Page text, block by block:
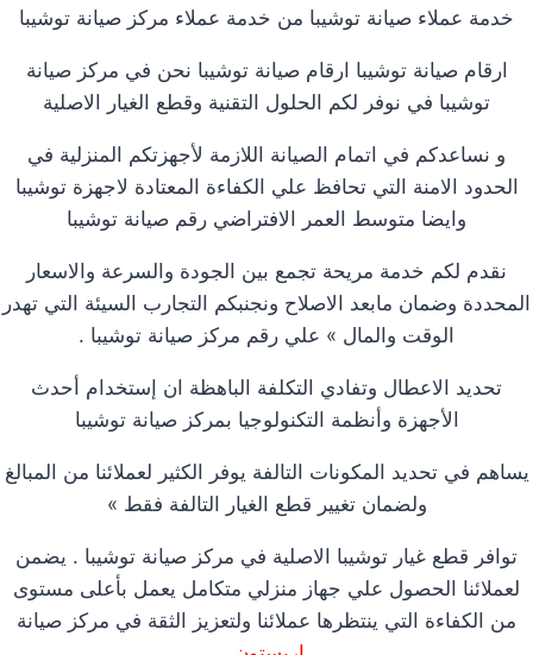
خدمة عملاء صيانة توشيبا من خدمة عملاء مركز صيانة توشيبا
ارقام صيانة توشيبا ارقام صيانة توشيبا نحن في مركز صيانة
توشيبا في نوفر لكم الحلول التقنية وقطع الغيار الاصلية
و نساعدكم في اتمام الصيانة اللازمة لأجهزتكم المنزلية في
الحدود الامنة التي تحافظ علي الكفاءة المعتادة لاجهزة توشيبا
وايضا متوسط العمر الافتراضي رقم صيانة توشيبا
نقدم لكم خدمة مريحة تجمع بين الجودة والسرعة والاسعار
المحددة وضمان مابعد الاصلاح ونجنبكم التجارب السيئة التي تهدر
الوقت والمال » علي رقم مركز صيانة توشيبا .
تحديد الاعطال وتفادي التكلفة الباهظة ان إستخدام أحدث
الأجهزة وأنظمة التكنولوجيا بمركز صيانة توشيبا
يساهم في تحديد المكونات التالفة يوفر الكثير لعملائنا من المبالغ
ولضمان تغيير قطع الغيار التالفة فقط »
توافر قطع غيار توشيبا الاصلية في مركز صيانة توشيبا . يضمن
لعملائنا الحصول علي جهاز منزلي متكامل يعمل بأعلى مستوى
من الكفاءة التي ينتظرها عملائنا ولتعزيز الثقة في مركز صيانة